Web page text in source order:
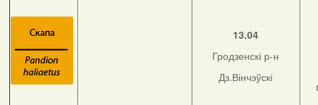
13.04
Гродзенскі р-н
Дз.Вінчэўскі